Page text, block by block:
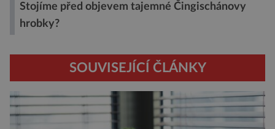
Stojíme před objevem tajemné Čingischánovy
hrobky?
SOUVISEJÍCÍ ČLÁNKY